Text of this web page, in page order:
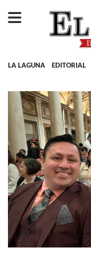
LA LAGUNA EDITORIAL